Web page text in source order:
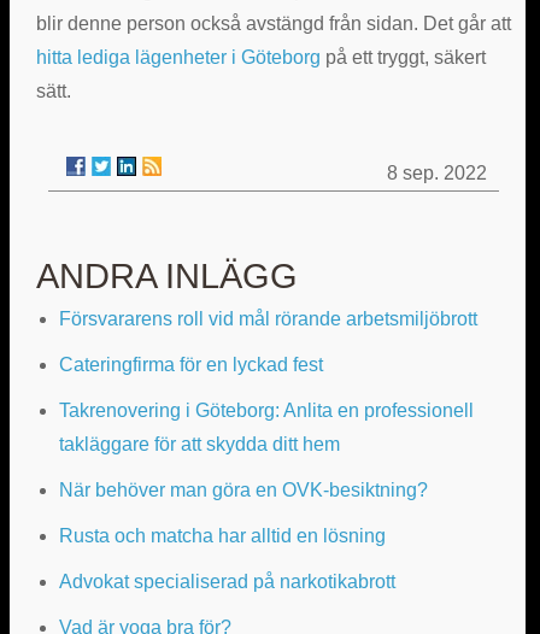
blir denne person också avstängd från sidan. Det går att
hitta lediga lägenheter i Göteborg på ett tryggt, säkert
sätt.
8 sep. 2022
ANDRA INLÄGG
Försvararens roll vid mål rörande arbetsmiljöbrott
Cateringfirma för en lyckad fest
Takrenovering i Göteborg: Anlita en professionell
takläggare för att skydda ditt hem
När behöver man göra en OVK-besiktning?
Rusta och matcha har alltid en lösning
Advokat specialiserad på narkotikabrott
Vad är yoga bra för?